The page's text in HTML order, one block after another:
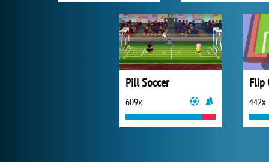
Pill Soccer
609x
Flip
442x